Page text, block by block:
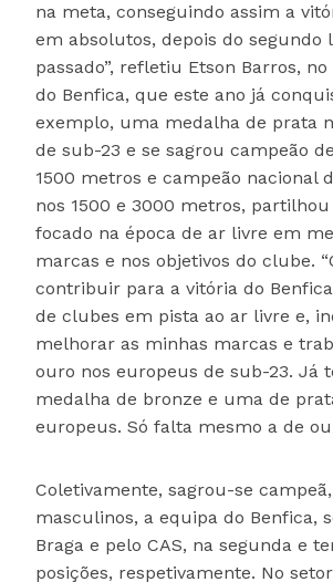
na meta, conseguindo assim a
em absolutos, depois do segundo
passado”, refletiu Etson Barros,
do Benfica, que este ano já
exemplo, uma medalha de prata
de sub-23 e se sagrou campeão
1500 metros e campeão nacional
nos 1500 e 3000 metros,
focado na época de ar livre em
marcas e nos objetivos do clube.
contribuir para a vitória do
de clubes em pista ao ar livre e,
melhorar as minhas marcas e
ouro nos europeus de sub-23. Já
medalha de bronze e uma de
europeus. Só falta mesmo a de
Coletivamente, sagrou-se
masculinos, a equipa do Benfica,
Braga e pelo CAS, na segunda e
posições, respetivamente. No